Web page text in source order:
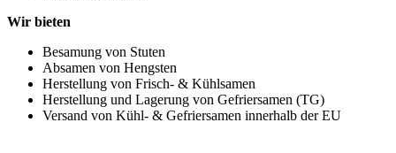
Wir bieten
Besamung von Stuten
Absamen von Hengsten
Herstellung von Frisch- & Kühlsamen
Herstellung und Lagerung von Gefriersamen (TG)
Versand von Kühl- & Gefriersamen innerhalb der EU